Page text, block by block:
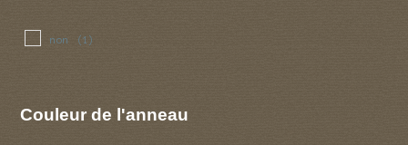
non (1)
Couleur de l'anneau